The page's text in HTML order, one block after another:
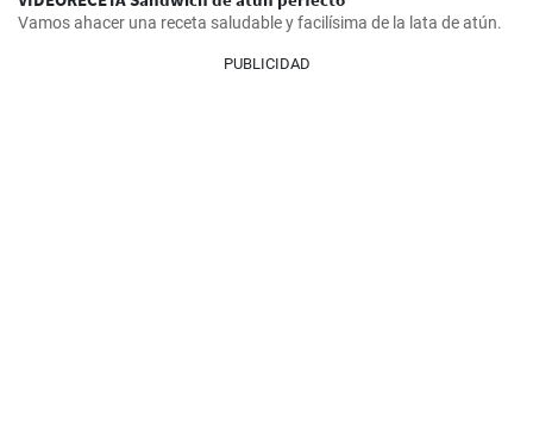
Vamos ahacer una receta saludable y facilísima de la lata de atún.
PUBLICIDAD